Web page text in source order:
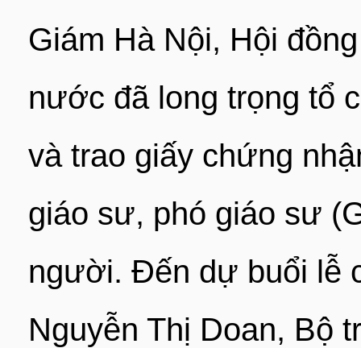
Giám Hà Nội, Hội
nước đã long trọng tổ
và trao giấy chứng
giáo sư, phó giáo sư
người. Đến dự buổi lễ
Nguyễn Thị Doan, Bộ